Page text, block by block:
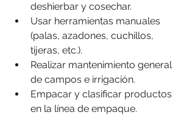
deshierbar y cosechar.
Usar herramientas manuales
(palas, azadones, cuchillos,
tijeras, etc.).
Realizar mantenimiento general
de campos e irrigación.
Empacar y clasificar productos
en la línea de empaque.